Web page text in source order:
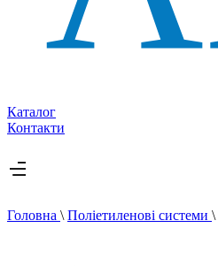
Каталог
Контакти
Головна \ Поліетиленові системи \